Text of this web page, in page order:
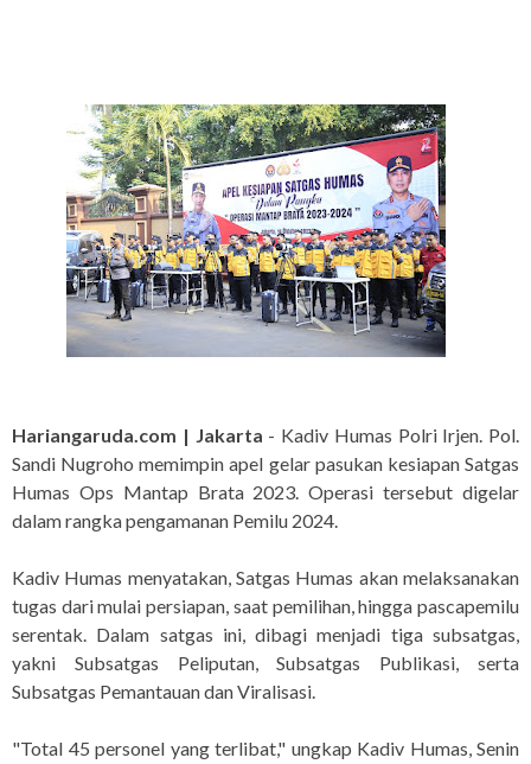
Hariangaruda.com | Jakarta - Kadiv Humas Polri Irjen. Pol.
Sandi Nugroho memimpin apel gelar pasukan kesiapan Satgas
Humas Ops Mantap Brata 2023. Operasi tersebut digelar
dalam rangka pengamanan Pemilu 2024.
Kadiv Humas menyatakan, Satgas Humas akan melaksanakan
tugas dari mulai persiapan, saat pemilihan, hingga pascapemilu
serentak. Dalam satgas ini, dibagi menjadi tiga subsatgas,
yakni Subsatgas Peliputan, Subsatgas Publikasi, serta
Subsatgas Pemantauan dan Viralisasi.
"Total 45 personel yang terlibat," ungkap Kadiv Humas, Senin